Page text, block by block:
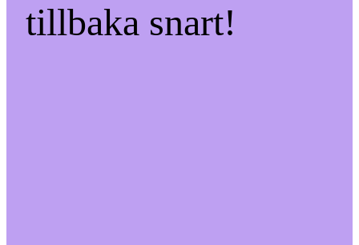
tillbaka snart!